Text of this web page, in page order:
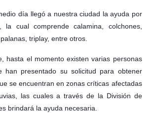
día llegó a nuestra ciudad la ayuda por
la cual comprende calamina, colchones,
triplay, entre otros.
hasta el momento existen varias personas
han presentado su solicitud para obtener
se encuentran en zonas críticas afectadas
las cuales a través de la División de
brindará la ayuda necesaria.